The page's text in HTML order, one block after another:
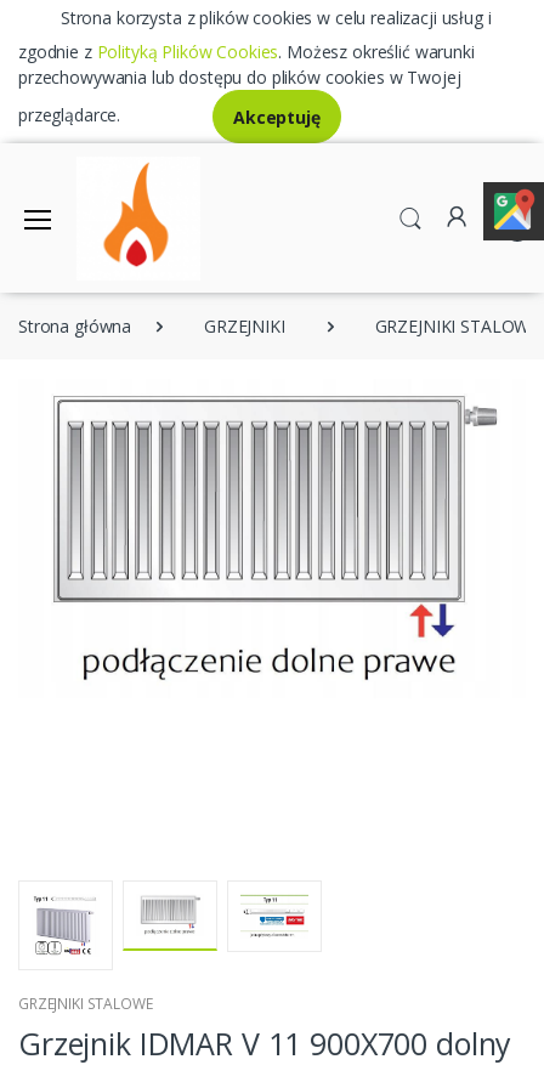
Strona korzysta z plików cookies w celu realizacji usług i
zgodnie z Polityką Plików Cookies. Możesz określić warunki
przechowywania lub dostępu do plików cookies w Twojej
przeglądarce.
Akceptuję
0
Strona główna GRZEJNIKI GRZEJNIKI STALOWE
GRZEJNIKI STALOWE
Grzejnik IDMAR V 11 900X700 dolny